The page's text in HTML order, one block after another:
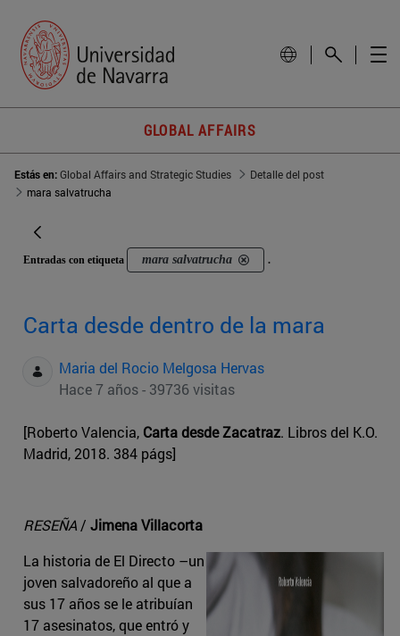
GLOBAL AFFAIRS
Estás en:Global Affairs and Strategic Studies
Detalle del post
mara salvatrucha
Entradas con etiqueta mara salvatrucha .
Carta desde dentro de la mara
Maria del Rocio Melgosa Hervas
Hace 7 años - 39736 visitas
[Roberto Valencia, Carta desde Zacatraz. Libros del K.O.
Madrid, 2018. 384 págs]
RESEÑA/ Jimena Villacorta
La historia de El Directo –un
joven salvadoreño al que a
sus 17 años se le atribuían
17 asesinatos, que entró y